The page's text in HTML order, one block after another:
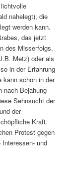
nahelegt), die
werden kann.
das jetzt
des Misserfolgs.
Metz) oder als
in der Erfahrung
kann schon in der
nach Bejahung
Sehnsucht der
der
Kraft.
Protest gegen
Interessen- und